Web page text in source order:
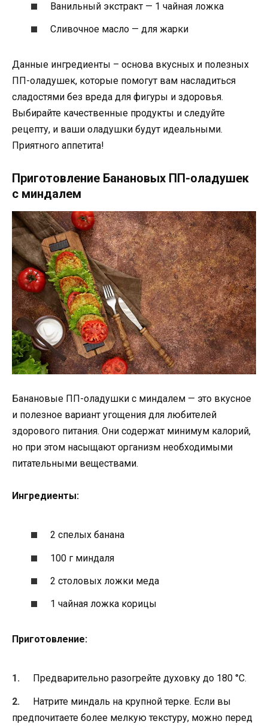
Ванильный экстракт — 1 чайная ложка
Сливочное масло — для жарки
Данные ингредиенты – основа вкусных и полезных
ПП-оладушек, которые помогут вам насладиться
сладостями без вреда для фигуры и здоровья.
Выбирайте качественные продукты и следуйте
рецепту, и ваши оладушки будут идеальными.
Приятного аппетита!
Приготовление Банановых ПП-оладушек
с миндалем
Банановые ПП-оладушки с миндалем — это вкусное
и полезное вариант угощения для любителей
здорового питания. Они содержат минимум калорий,
но при этом насыщают организм необходимыми
питательными веществами.
Ингредиенты:
2 спелых банана
100 г миндаля
2 столовых ложки меда
1 чайная ложка корицы
Приготовление:
Предварительно разогрейте духовку до 180 °C.
Натрите миндаль на крупной терке. Если вы
предпочитаете более мелкую текстуру, можно перед